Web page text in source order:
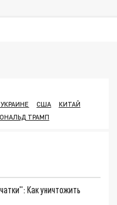
США
КИТАЙ
ТРАМП
Как уничтожить